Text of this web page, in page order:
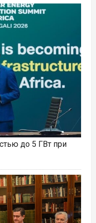
до 5 ГВт при